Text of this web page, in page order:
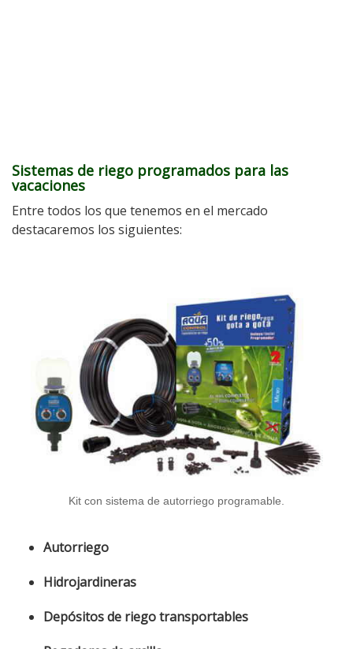
Sistemas de riego programados para las
vacaciones
Entre todos los que tenemos en el mercado
destacaremos los siguientes:
Kit con sistema de autorriego programable.
Autorriego
Hidrojardineras
Depósitos de riego transportables